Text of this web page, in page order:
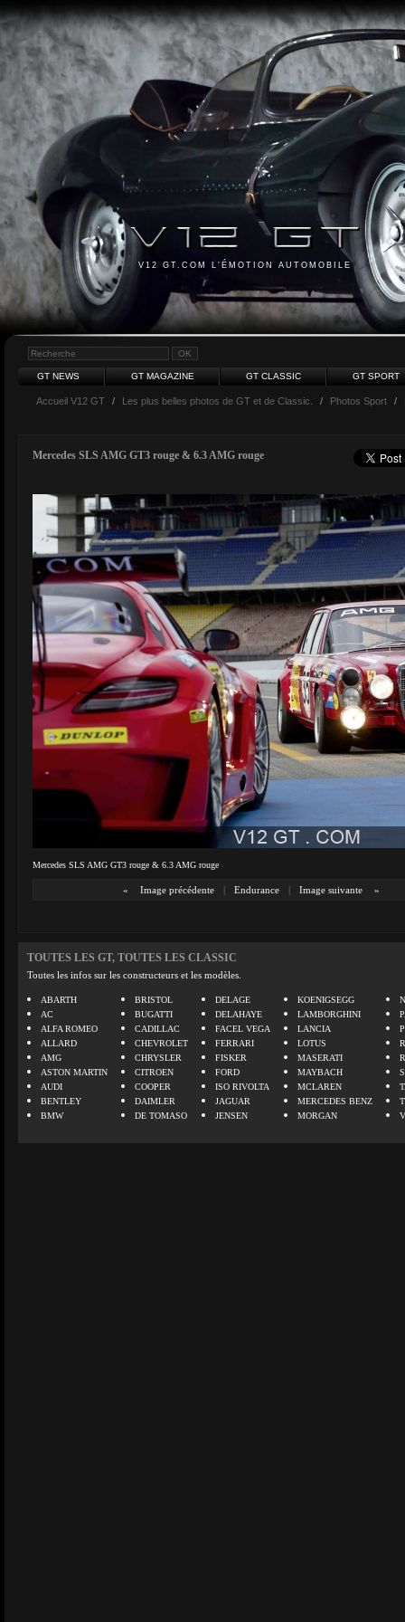
V12 GT.COM L'ÉMOTION AUTOMOBILE
GT NEWS GT MAGAZINE GT CLASSIC GT SPORT
Accueil V12 GT / Les plus belles photos de GT et de Classic. / Photos Sport /
Mercedes SLS AMG GT3 rouge & 6.3 AMG rouge
Mercedes SLS AMG GT3 rouge & 6.3 AMG rouge
« Image précédente | Endurance | Image suivante »
TOUTES LES GT, TOUTES LES CLASSIC
Toutes les infos sur les constructeurs et les modèles.
ABARTH
AC
ALFA ROMEO
ALLARD
AMG
ASTON MARTIN
AUDI
BENTLEY
BMW
BRISTOL
BUGATTI
CADILLAC
CHEVROLET
CHRYSLER
CITROEN
COOPER
DAIMLER
DE TOMASO
DELAGE
DELAHAYE
FACEL VEGA
FERRARI
FISKER
FORD
ISO RIVOLTA
JAGUAR
JENSEN
KOENIGSEGG
LAMBORGHINI
LANCIA
LOTUS
MASERATI
MAYBACH
MCLAREN
MERCEDES BENZ
MORGAN